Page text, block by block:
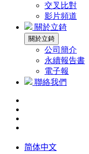
交叉比對
影片頻道
關於立錡
關於立錡
公司簡介
永續報告書
電子報
聯絡我們
简体中文